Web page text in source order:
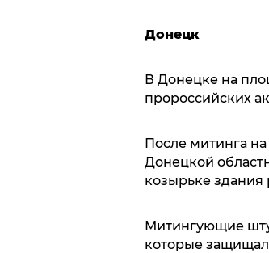
Донецк
В Донецке на
пророссийских
После митинга
Донецкой
козырьке здания
Митингующие
которые